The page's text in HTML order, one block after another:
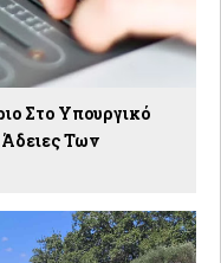
Στο Υπουργικό
Άδειες Των